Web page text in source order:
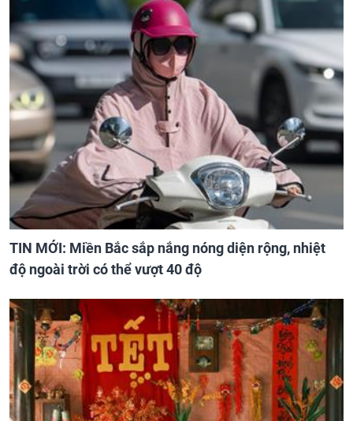
TIN MỚI: Miền Bắc sắp nắng nóng diện rộng, nhiệt
độ ngoài trời có thể vượt 40 độ